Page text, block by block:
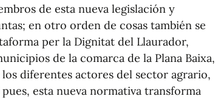
de esta nueva legislación y
en otro orden de cosas también se
per la Dignitat del Llaurador,
de la comarca de la Plana Baixa,
diferentes actores del sector agrario,
esta nueva normativa transforma